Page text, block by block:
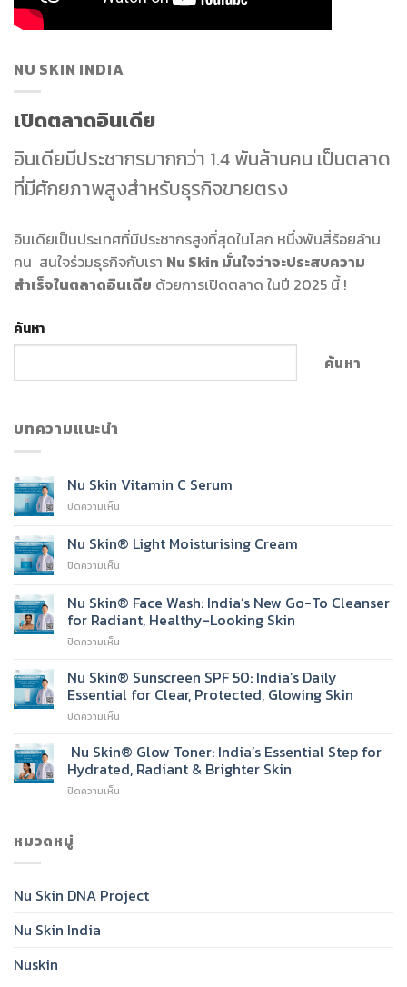
NU SKIN INDIA
เปิดตลาดอินเดีย
อินเดียมีประชากรมากกว่า 1.4 พันล้านคน เป็นตลาด
ที่มีศักยภาพสูงสำหรับธุรกิจขายตรง
อินเดียเป็นประเทศที่มีประชากรสูงที่สุดในโลก หนึ่งพันสี่ร้อยล้าน
คน สนใจร่วมธุรกิจกับเรา Nu Skin มั่นใจว่าจะประสบความ
สำเร็จในตลาดอินเดีย ด้วยการเปิดตลาด ในปี 2025 นี้ !
ค้นหา
ค้นหา
บทความแนะนำ
Nu Skin Vitamin C Serum
ปิดความเห็น
Skin
Vitamin
Nu Skin® Light Moisturising Cream
ปิดความเห็น
Skin®
Light
Moisturising
Nu Skin® Face Wash: India’s New Go-To Cleanser
for Radiant, Healthy-Looking Skin
ปิดความเห็น
Skin®
Face
Wash:
Go-
To
Cleanser
Nu Skin® Sunscreen SPF 50: India’s Daily
Essential for Clear, Protected, Glowing Skin
ปิดความเห็น
Skin®
Sunscreen
SPF
Glowing
Nu Skin® Glow Toner: India’s Essential Step for
Hydrated, Radiant & Brighter Skin
ปิดความเห็น
Step
หมวดหมู่
Nu Skin DNA Project
Nu Skin India
Nuskin